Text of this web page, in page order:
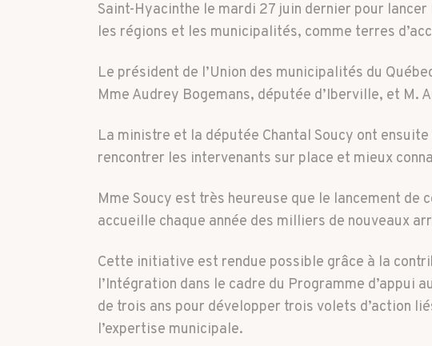
Saint-Hyacinthe le mardi 27 juin dernier pour
les régions et les municipalités, comme terres
Le président de l’Union des municipalités du
Mme Audrey Bogemans, députée d’Iberville, et M.
La ministre et la députée Chantal Soucy ont
rencontrer les intervenants sur place et mieux
Mme Soucy est très heureuse que le lancement
accueille chaque année des milliers de nouveaux
Cette initiative est rendue possible grâce à la
l’Intégration dans le cadre du Programme d’appui
de trois ans pour développer trois volets d’action
l’expertise municipale.